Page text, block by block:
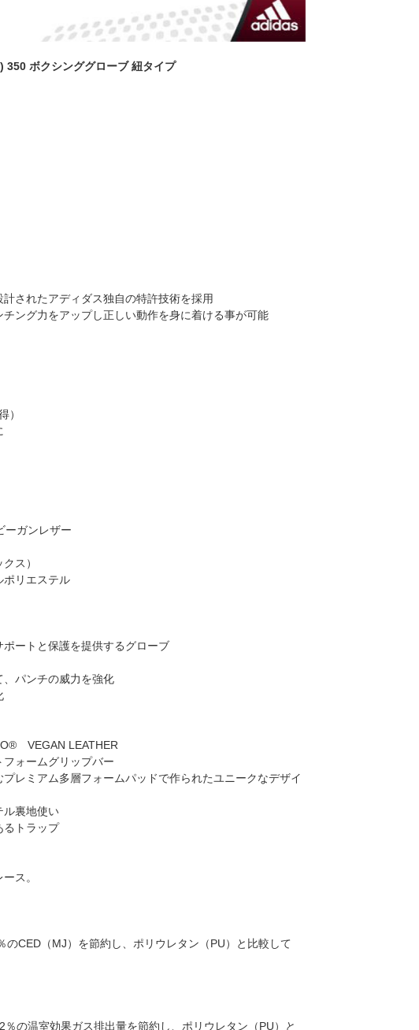
ボクシンググローブ 紐タイプ
されたアディダス独自の特許技術を採用
ング力をアップし正しい動作を身に着ける事が可能
）
ーガンレザー
ス）
ポリエステル
ートと保護を提供するグローブ
パンチの威力を強化
VEGAN LEATHER
ォームグリップバー
レミアム多層フォームパッドで作られたユニークなデザイ
ル裏地使い
るトラップ
ス。
CED（MJ）を節約し、ポリウレタン（PU）と比較して
の温室効果ガス排出量を節約し、ポリウレタン（PU）と